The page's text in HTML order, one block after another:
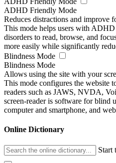
ADHD Friendly Mode
Reduces distractions and improve
This mode helps users with
disorders to read, browse, and
more easily while significantly
Blindness Mode
Blindness Mode
Allows using the site with your
This mode configures the website
readers such as JAWS, NVDA,
screen-reader is software for blind
computer and smartphone, and
Online Dictionary
Start